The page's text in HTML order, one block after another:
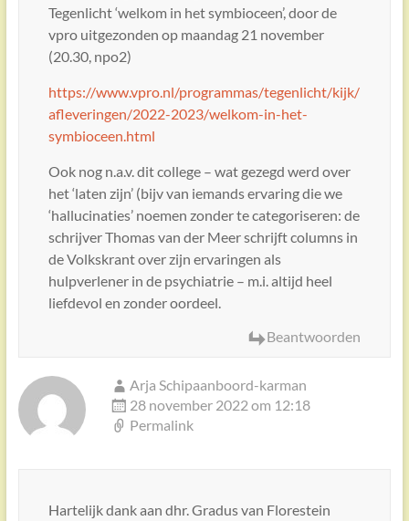
Tegenlicht ‘welkom in het symbioceen’, door de
vpro uitgezonden op maandag 21 november
(20.30, npo2)
https://www.vpro.nl/programmas/tegenlicht/kijk/
afleveringen/2022-2023/welkom-in-het-
symbioceen.html
Ook nog n.a.v. dit college – wat gezegd werd over
het ‘laten zijn’ (bijv van iemands ervaring die we
‘hallucinaties’ noemen zonder te categoriseren: de
schrijver Thomas van der Meer schrijft columns in
de Volkskrant over zijn ervaringen als
hulpverlener in de psychiatrie – m.i. altijd heel
liefdevol en zonder oordeel.
Beantwoorden
Arja Schipaanboord-karman
28 november 2022 om 12:18
Permalink
Hartelijk dank aan dhr. Gradus van Florestein